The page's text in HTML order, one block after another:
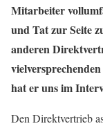
Mitarbeiter
und Tat zur Seite
anderen
hat er uns im
Den Direktvertrieb